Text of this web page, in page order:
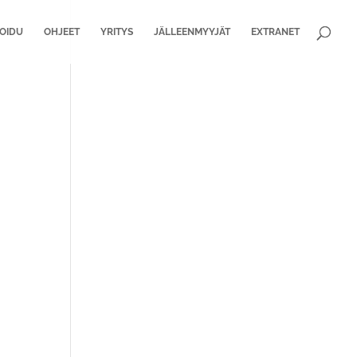
OHJEET YRITYS JÄLLEENMYYJÄT EXTRANET